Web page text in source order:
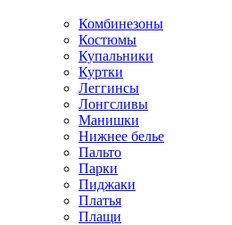
Комбинезоны
Костюмы
Купальники
Куртки
Леггинсы
Лонгсливы
Манишки
Нижнее белье
Пальто
Парки
Пиджаки
Платья
Плащи